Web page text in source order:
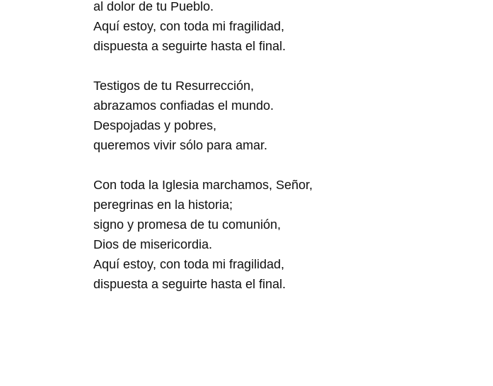
al dolor de tu Pueblo.
Aquí estoy, con toda mi fragilidad,
dispuesta a seguirte hasta el final.
Testigos de tu Resurrección,
abrazamos confiadas el mundo.
Despojadas y pobres,
queremos vivir sólo para amar.
Con toda la Iglesia marchamos, Señor,
peregrinas en la historia;
signo y promesa de tu comunión,
Dios de misericordia.
Aquí estoy, con toda mi fragilidad,
dispuesta a seguirte hasta el final.